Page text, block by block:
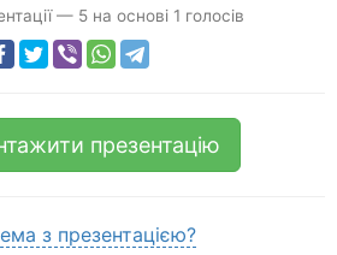
— 5 на основі 1 голосів
презентацію
з презентацією?